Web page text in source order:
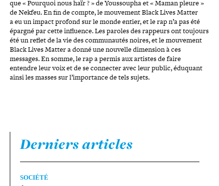
que « Pourquoi nous haïr ? » de Youssoupha et « Maman pleure »
de Nekfeu. En fin de compte, le mouvement Black Lives Matter
a eu un impact profond sur le monde entier, et le rap n’a pas été
épargné par cette influence. Les paroles des rappeurs ont toujours
été un reflet de la vie des com­mu­nau­tés noires, et le mouvement
Black Lives Matter a donné une nouvelle dimension à ces
messages. En somme, le rap a permis aux artistes de faire
entendre leur voix et de se connecter avec leur public, éduquant
ainsi les masses sur l’im­por­tance de tels sujets.
Derniers articles
SOCIÉTÉ